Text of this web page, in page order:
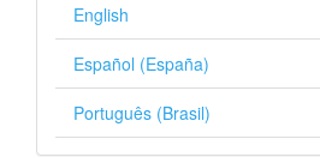
English
Español (España)
Português (Brasil)